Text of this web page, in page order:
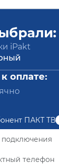
iPakt
оплате:
ПАКТ ТВ